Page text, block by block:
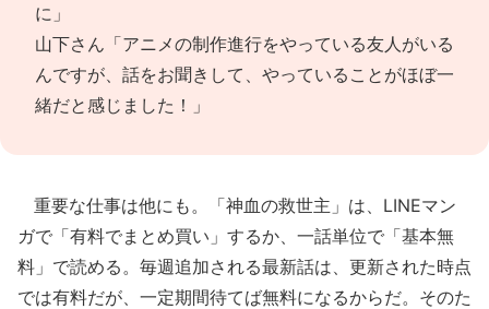
に」
山下さん「アニメの制作進行をやっている友人がいる
んですが、話をお聞きして、やっていることがほぼ一
緒だと感じました！」
重要な仕事は他にも。「神血の救世主」は、LINEマン
ガで「有料でまとめ買い」するか、一話単位で「基本無
料」で読める。毎週追加される最新話は、更新された時点
では有料だが、一定期間待てば無料になるからだ。そのた